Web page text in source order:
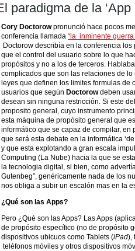
paradigma de la ‘App
Cory Doctorowpronunció hace pocos
conferencia llamada “la inminente
Doctorow describía en la conferencia
que el control del usuario sobre lo que
propósitos y no a los de terceros.
complicados que son las relaciones de
leyes que definen los limites formulas
usuarios que según Doctorowdeben
desean sin ninguna restricción. Si este
proposito general, cuyo instrumento
esta máquina de propósito general que
informático que se capaz de compilar, en
que será esta debate en la informática
y que esta explotando a gran escala
Computing (La Nube) hacia la que se
la tecnologia digital, si bien, como
Gutenbeg”, genéricamente nada de los
nos obliga a subir un escalón mas en la
¿Qué son las Apps?
Pero ¿Qué son las Apps? Las Apps
de propósito específico (no de propósito
dispositivos ubicuos como Tablets (iPad),
teléfonos móviles y otros dispositivos